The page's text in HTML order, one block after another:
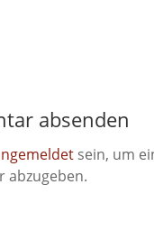
absenden
sein, um
abzugeben.